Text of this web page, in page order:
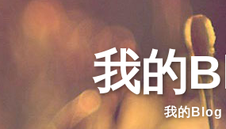
我的
我的Blog